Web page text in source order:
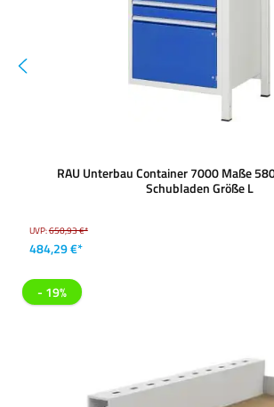
RAU Unterbau Container 7000 Maße
Schubladen Größe L
UVP:650,93 €*
484,29 €*
- 19%